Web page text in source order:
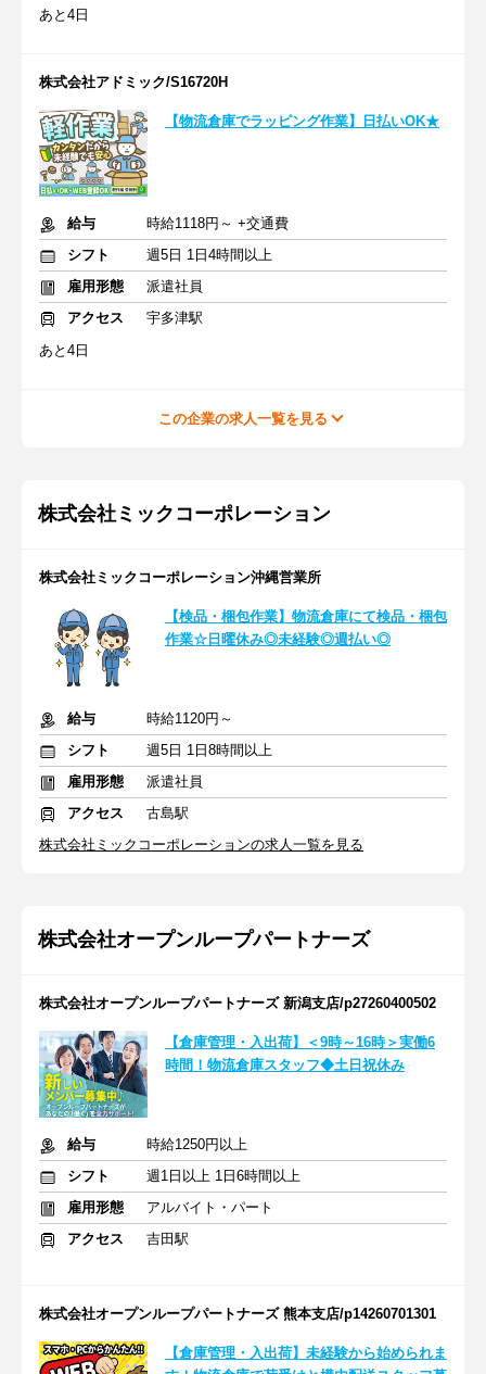
あと4日
株式会社アドミック/S16720H
【物流倉庫でラッピング作業】日払いOK★
給与
時給1118円～ +交通費
シフト
週5日 1日4時間以上
雇用形態
派遣社員
アクセス
宇多津駅
あと4日
この企業の求人一覧を見る
株式会社ミックコーポレーション
株式会社ミックコーポレーション沖縄営業所
【検品・梱包作業】物流倉庫にて検品・梱包
作業☆日曜休み◎未経験◎週払い◎
給与
時給1120円～
シフト
週5日 1日8時間以上
雇用形態
派遣社員
アクセス
古島駅
株式会社ミックコーポレーションの求人一覧を見る
株式会社オープンループパートナーズ
株式会社オープンループパートナーズ 新潟支店/p27260400502
【倉庫管理・入出荷】＜9時～16時＞実働6
時間！物流倉庫スタッフ◆土日祝休み
給与
時給1250円以上
シフト
週1日以上 1日6時間以上
雇用形態
アルバイト・パート
アクセス
吉田駅
株式会社オープンループパートナーズ 熊本支店/p14260701301
【倉庫管理・入出荷】未経験から始められま